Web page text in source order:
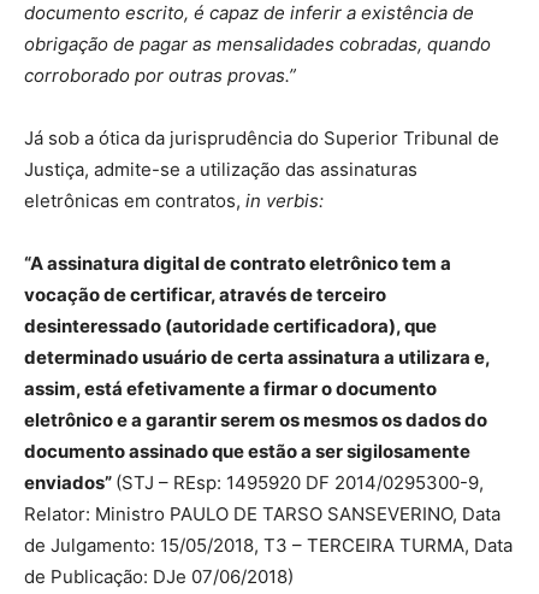
documento escrito, é capaz de inferir a existência de
obrigação de pagar as mensalidades cobradas, quando
corroborado por outras provas.”
Já sob a ótica da jurisprudência do Superior Tribunal de
Justiça, admite-se a utilização das assinaturas
eletrônicas em contratos, in verbis:
“A assinatura digital de contrato eletrônico tem a
vocação de certificar, através de terceiro
desinteressado (autoridade certificadora), que
determinado usuário de certa assinatura a utilizara e,
assim, está efetivamente a firmar o documento
eletrônico e a garantir serem os mesmos os dados do
documento assinado que estão a ser sigilosamente
enviados” (STJ – REsp: 1495920 DF 2014/0295300-9,
Relator: Ministro PAULO DE TARSO SANSEVERINO, Data
de Julgamento: 15/05/2018, T3 – TERCEIRA TURMA, Data
de Publicação: DJe 07/06/2018)